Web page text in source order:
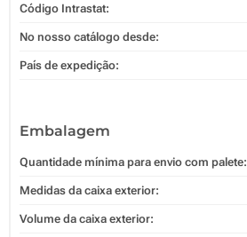
Código Intrastat:
No nosso catálogo desde:
País de expedição:
Embalagem
Quantidade mínima para envio com palete:
Medidas da caixa exterior:
Volume da caixa exterior: